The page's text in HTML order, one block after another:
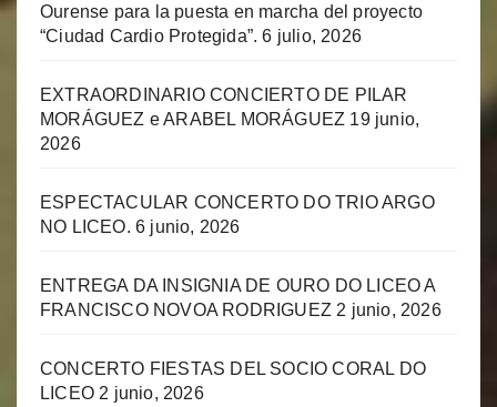
Ourense para la puesta en marcha del proyecto
“Ciudad Cardio Protegida”. 6 julio, 2026
EXTRAORDINARIO CONCIERTO DE PILAR
MORÁGUEZ e ARABEL MORÁGUEZ 19 junio,
2026
ESPECTACULAR CONCERTO DO TRIO ARGO
NO LICEO. 6 junio, 2026
ENTREGA DA INSIGNIA DE OURO DO LICEO A
FRANCISCO NOVOA RODRIGUEZ 2 junio, 2026
CONCERTO FIESTAS DEL SOCIO CORAL DO
LICEO 2 junio, 2026